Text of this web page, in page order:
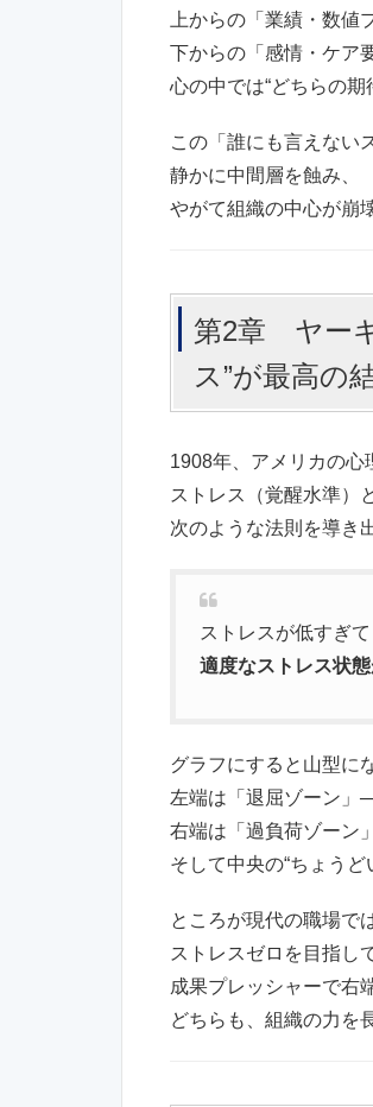
上からの「業績・数値
下からの「感情・ケア
心の中では“どちらの期
この「誰にも言えない
静かに中間層を蝕み、
やがて組織の中心が崩
第2章 ヤー
ス”が最高の
1908年、アメリカの心
ストレス（覚醒水準）
次のような法則を導き
ストレスが低すぎ
適度なストレス状
グラフにすると山型に
左端は「退屈ゾーン」
右端は「過負荷ゾーン
そして中央の“ちょうど
ところが現代の職場で
ストレスゼロを目指し
成果プレッシャーで右
どちらも、組織の力を